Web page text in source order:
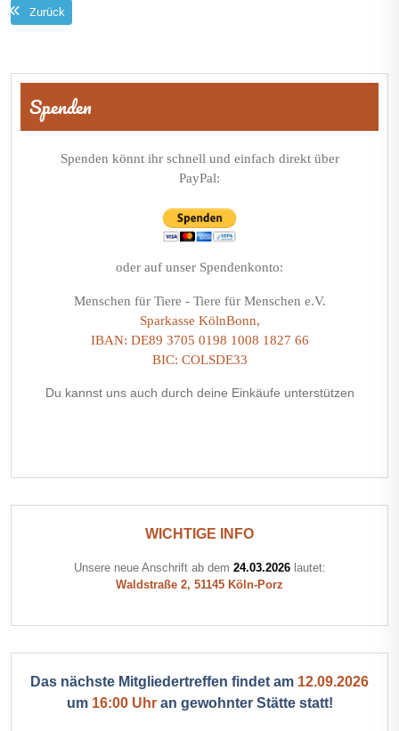
Zurück
Beitragsnavigation
Spenden
Spenden könnt ihr schnell und einfach direkt über
PayPal:
oder auf unser Spendenkonto:
Menschen für Tiere - Tiere für Menschen e.V.
Sparkasse KölnBonn,
IBAN: DE89 3705 0198 1008 1827 66
BIC: COLSDE33
Du kannst uns auch durch deine Einkäufe unterstützen
WICHTIGE INFO
Unsere neue Anschrift ab dem 24.03.2026lautet:
Waldstraße 2, 51145 Köln-Porz
Das nächste Mitgliedertreffen findet am 12.09.2026
um 16:00 Uhran gewohnter Stätte statt!